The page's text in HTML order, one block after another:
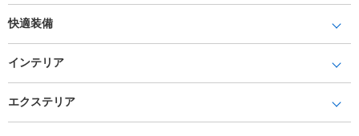
快適装備
インテリア
エクステリア